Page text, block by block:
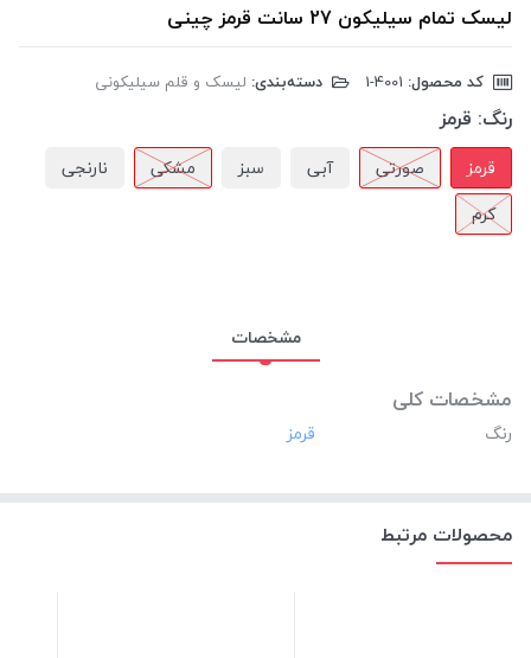
لیسک تمام سیلیکون 27 سانت قرمز چینی
کد محصول: دسته‌بندی: لیسک و قلم سیلیکونی
رنگ: قرمز
قرمز صورتی آبی سبز مشکی
نارنجی
کرم
مشخصات
مشخصات کلی
رنگ
محصولات مرتبط